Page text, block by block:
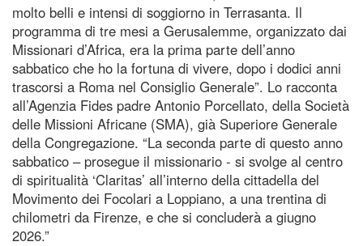
molto belli e intensi di soggiorno in Terrasanta. Il
programma di tre mesi a Gerusalemme, organizzato dai
Missionari d’Africa, era la prima parte dell’anno
sabbatico che ho la fortuna di vivere, dopo i dodici anni
trascorsi a Roma nel Consiglio Generale”. Lo racconta
all’Agenzia Fides padre Antonio Porcellato, della Società
delle Missioni Africane (SMA), già Superiore Generale
della Congregazione. “La seconda parte di questo anno
sabbatico – prosegue il missionario - si svolge al centro
di spiritualità ‘Claritas’ all’interno della cittadella del
Movimento dei Focolari a Loppiano, a una trentina di
chilometri da Firenze, e che si concluderà a giugno
2026.”